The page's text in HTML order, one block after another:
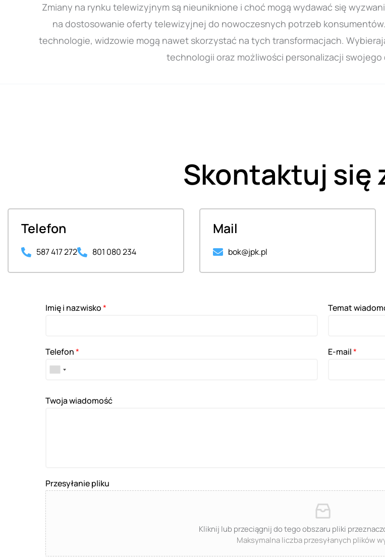
Zmiany na rynku telewizyjnym są nieuniknione i choć mogą wydawać się
na dostosowanie oferty telewizyjnej do nowoczesnych potrzeb
technologie, widzowie mogą nawet skorzystać na tych transformacjach.
technologii oraz możliwości personalizacji
Skontaktuj się
Telefon
587 417 272 801 080 234
Mail
bok@jpk.pl
Imię i nazwisko*
Telefon*
Temat
E-mail*
Twoja wiadomość
Przesyłanie pliku
Kliknij lub przeciągnij do tego obszaru pliki
Maksymalna liczba przesyłanych plików